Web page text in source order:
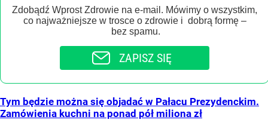
Zdobądź Wprost Zdrowie na e-mail. Mówimy o wszystkim,
co najważniejsze w trosce o zdrowie i dobrą formę –
bez spamu.
ZAPISZ SIĘ
Tym będzie można się objadać w Pałacu Prezydenckim.
Zamówienia kuchni na ponad pół miliona zł